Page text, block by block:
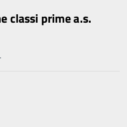
classi prime a.s.